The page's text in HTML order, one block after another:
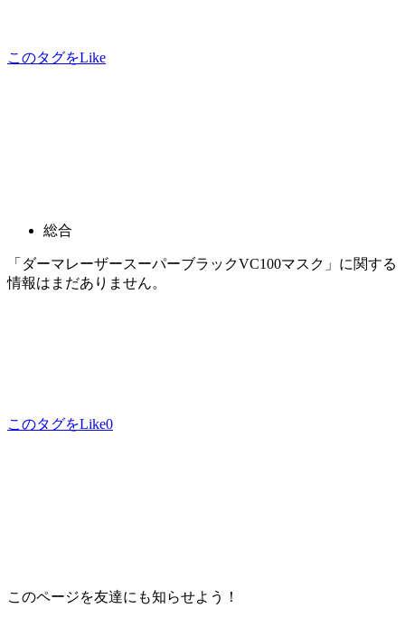
このタグをLike
総合
「ダーマレーザースーパーブラックVC100マスク」に関する
情報はまだありません。
このタグをLike0
このページを友達にも知らせよう！